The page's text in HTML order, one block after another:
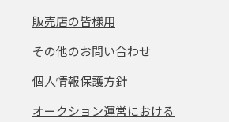
販売店の皆様用
その他のお問い合わせ
個人情報保護方針
オークション運営における